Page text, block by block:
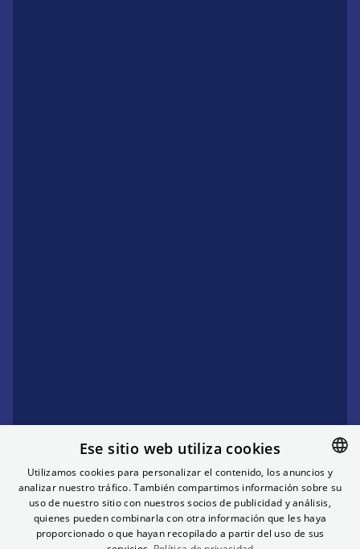
SPANISH
ENGLISH
Ese sitio web utiliza cookies
Utilizamos cookies para personalizar el contenido, los anuncios y
analizar nuestro tráfico. También compartimos información sobre su
uso de nuestro sitio con nuestros socios de publicidad y análisis,
quienes pueden combinarla con otra información que les haya
proporcionado o que hayan recopilado a partir del uso de sus